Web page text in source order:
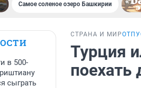
Самое соленое озеро Башкирии
в 500-
сыграть
СТРАНА И МИР
Турция
поехать